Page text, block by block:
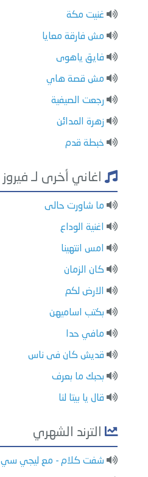
غنيت مكة
مش فارقة معايا
فايق ياهوى
مش قصة هاي
رجعت الصيفية
زهرة المدائن
خبطة قدم
اغاني أخرى لـ فيروز
ما شاورت حالى
اغنية الوداع
امس انتهينا
كان الزمان
الارض لكم
بكتب اساميهن
مافي حدا
قديش كان فى ناس
بحبك ما بعرف
قال يا بيتا لنا
الترند الشهري
شفت كلام - مع ليجي سي